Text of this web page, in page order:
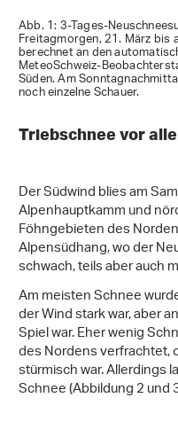
Abb. 1: 3-Tages-
Freitagmorgen, 21. März bis
berechnet an den
MeteoSchweiz-
Süden. Am
noch einzelne Schauer.
Triebschnee vor
Der Südwind blies am
Alpenhauptkamm und
Föhngebieten des
Alpensüdhang, wo der
schwach, teils aber auch
Am meisten Schnee
der Wind stark war, aber
Spiel war. Eher wenig
des Nordens verfrachtet,
stürmisch war. Allerdings
Schnee (Abbildung 2 und